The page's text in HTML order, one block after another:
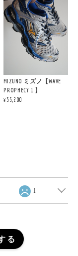
MIZUNO ミズノ【WAVE
PROPHECY 1 】
¥35,200
1
る